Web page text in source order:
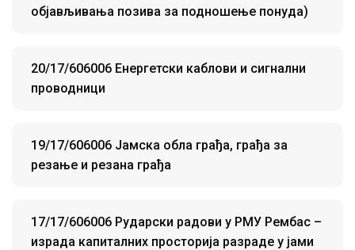
објављивања позива за подношење понуда)
20/17/606006 Енергетски каблови и сигнални
проводници
19/17/606006 Јамска обла грађа, грађа за
резање и резана грађа
17/17/606006 Рударски радови у РМУ Рембас –
израда капиталних просторија разраде у јами